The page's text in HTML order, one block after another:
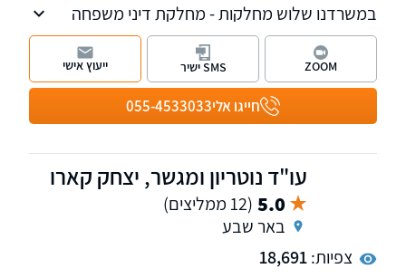
במשרדנו שלוש מחלקות - מחלקת דיני משפחה
והמעמד האישי ומחלקת המשפט הפלילי ודיני
התעבורה
חייגו אלי055-4533033
ZOOM SMS ישיר ייעוץ אישי
עו"ד נוטריון ומגשר, יצחק קארו
5.0 (12 ממליצים)
באר שבע
צפיות:18,691